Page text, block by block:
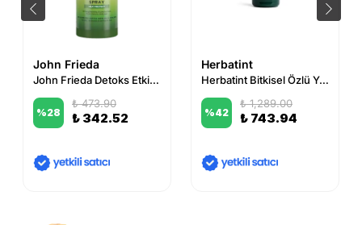
John Frieda
John Frieda Detoks Etkili Güçlendirici ve Koruyucu Saç Spreyi 200 ml
%28
₺ 473.90
₺ 342.52
Herbatint
Herbatint Bitkisel Özlü Yeniden Yapılandırıcı Bakım Kremi 200 ml
%42
₺ 1,289.00
₺ 743.94